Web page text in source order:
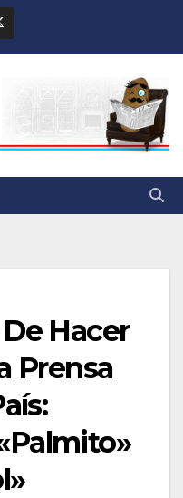
Hacer
Prensa